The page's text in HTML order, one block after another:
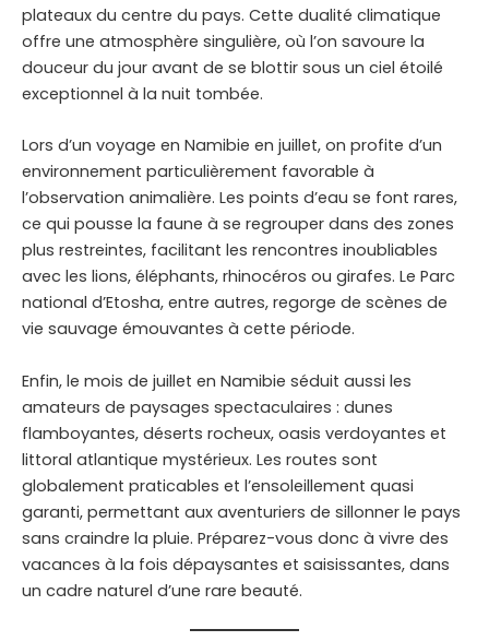
plateaux du centre du pays. Cette dualité climatique
offre une atmosphère singulière, où l’on savoure la
douceur du jour avant de se blottir sous un ciel étoilé
exceptionnel à la nuit tombée.
Lors d’un voyage en Namibie en juillet, on profite d’un
environnement particulièrement favorable à
l’observation animalière. Les points d’eau se font rares,
ce qui pousse la faune à se regrouper dans des zones
plus restreintes, facilitant les rencontres inoubliables
avec les lions, éléphants, rhinocéros ou girafes. Le Parc
national d’Etosha, entre autres, regorge de scènes de
vie sauvage émouvantes à cette période.
Enfin, le mois de juillet en Namibie séduit aussi les
amateurs de paysages spectaculaires : dunes
flamboyantes, déserts rocheux, oasis verdoyantes et
littoral atlantique mystérieux. Les routes sont
globalement praticables et l’ensoleillement quasi
garanti, permettant aux aventuriers de sillonner le pays
sans craindre la pluie. Préparez-vous donc à vivre des
vacances à la fois dépaysantes et saisissantes, dans
un cadre naturel d’une rare beauté.